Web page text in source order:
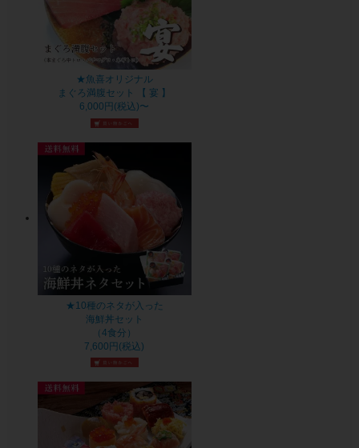
★魚喜オリジナル
まぐろ満腹セット 【 宴 】
6,000円(税込)〜
★10種のネタが入った
海鮮丼セット
（4食分）
7,600円(税込)